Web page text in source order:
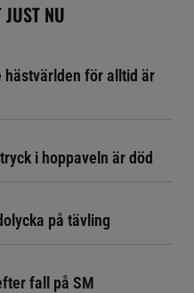
JUST NU
hästvärlden för alltid är
i hoppaveln är död
på tävling
fall på SM